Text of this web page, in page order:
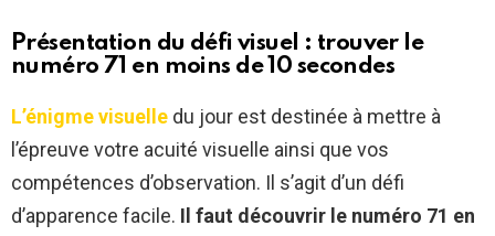
Présentation du défi visuel : trouver le
numéro 71 en moins de 10 secondes
L’énigme visuelle du jour est destinée à mettre à
l’épreuve votre acuité visuelle ainsi que vos
compétences d’observation. Il s’agit d’un défi
d’apparence facile. Il faut découvrir le numéro 71 en